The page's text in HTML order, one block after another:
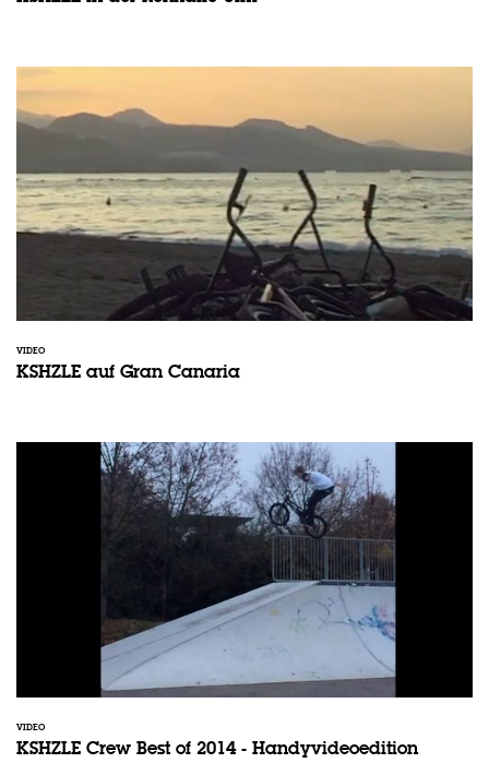
VIDEO
KSHZLE auf Gran Canaria
VIDEO
KSHZLE Crew Best of 2014 - Handyvideoedition